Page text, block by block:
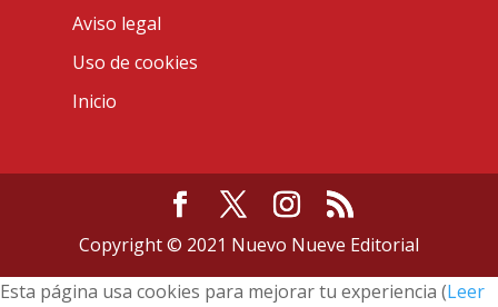
Aviso legal
Uso de cookies
Inicio
Copyright © 2021 Nuevo Nueve Editorial
Esta página usa cookies para mejorar tu experiencia (Leer